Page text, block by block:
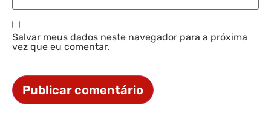
Salvar meus dados neste navegador para a próxima
vez que eu comentar.